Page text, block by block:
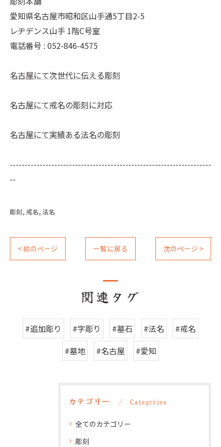
愛知県名古屋市昭和区山手通5丁目2-5
レヂデンス山手 1階C号室
電話番号 : 052-846-4575
名古屋にて次世代に伝える彫刻
名古屋にて戒名の彫刻に対応
名古屋にて実績ある法名の彫刻
--------------------------------------------------------------------
--
彫刻 戒名 法名
< 前のページ 一覧に戻る 次のページ >
関連タグ
#追加彫り #字彫り #墓石 #法名
#戒名
#墓地
#名古屋 #愛知
カテゴリー Categories
全てのカテゴリー
彫刻